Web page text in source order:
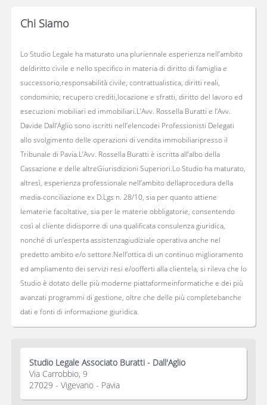
Chi Siamo
Lo Studio Legale ha maturato una pluriennale esperienza nell’ambito
deldiritto civile e nello specifico in materia di diritto di famiglia e
successorio,responsabilità civile, contrattualistica, diritti reali,
condominio, recupero crediti,locazione e sfratti, diritto del lavoro ed
esecuzioni mobiliari ed immobiliari.L’Avv. Rossella Buratti e l’Avv.
Davide Dall’Aglio sono iscritti nell’elencodei Professionisti Delegati
allo svolgimento delle operazioni di vendita immobiliaripresso il
Tribunale di Pavia.L’Avv. Rossella Buratti è iscritta all’albo della
Cassazione e delle altreGiurisdizioni Superiori.Lo Studio ha maturato,
altresì, esperienza professionale nell’ambito dellaprocedura della
media-conciliazione ex D.Lgs n. 28/10, sia per quanto attiene
lematerie facoltative, sia per le materie obbligatorie, consentendo
così al cliente didisporre di una qualificata consulenza giuridica,
nonché di un’esperta assistenzagiudiziale operativa anche nel
predetto ambito e/o settore.Nell’ottica di un continuo miglioramento
ed ampliamento dei servizi resi e/oofferti alla clientela, si rileva che lo
Studio è dotato delle più moderne piattaformeinformatiche e dei più
avanzati programmi di gestione, oltre che delle più completebanche
dati e fonti di informazione giuridica.
Studio Legale Associato Buratti - Dall'Aglio
Via Carrobbio, 9
27029 - Vigevano - Pavia